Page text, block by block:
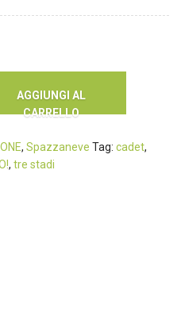
AGGIUNGI AL
CARRELLO
, Spazzaneve Tag: cadet,
, tre stadi